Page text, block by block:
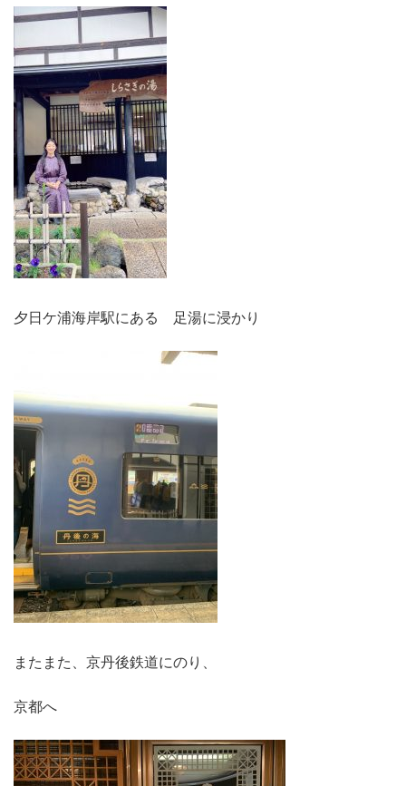
夕日ケ浦海岸駅にある 足湯に浸かり
またまた、京丹後鉄道にのり、
京都へ